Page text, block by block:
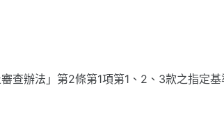
查辦法」第2條第1項第1、2、3款之指定基